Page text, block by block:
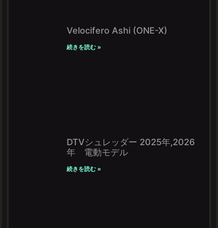
Velocifero Ashi (ONE-X)
続きを読む »
DTVシュレッダー 2025年,2026
年 電動モデル
続きを読む »